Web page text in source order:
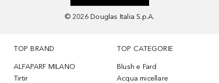
© 2026 Douglas Italia S.p.A.
TOP BRAND
ALFAPARF MILANO
Tirtir
TOP CATEGORIE
Blush e Fard
Acqua micellare